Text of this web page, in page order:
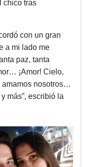
chico tras
con un gran
a mi lado me
paz, tanta
¡Amor! Cielo,
amamos nosotros…
más”, escribió la